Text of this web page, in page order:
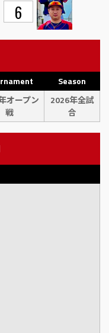
6
Season
オープン
戦
2026年全試
合